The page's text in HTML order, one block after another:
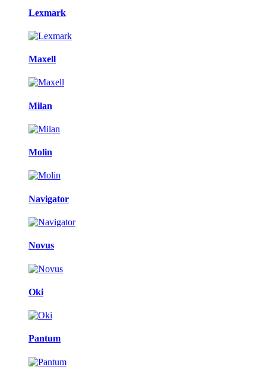
Lexmark
Maxell
Milan
Molin
Navigator
Novus
Oki
Pantum